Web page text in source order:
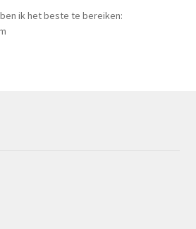
ik het beste te bereiken: